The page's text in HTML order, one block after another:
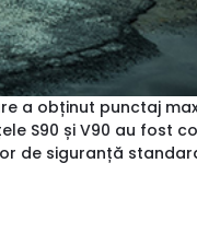
a obținut punctaj
S90 și V90 au fost
de siguranță